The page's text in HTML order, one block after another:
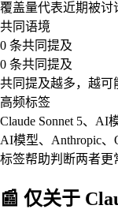
覆盖量代表近期被讨
共同语境
0 条共同提及
0 条共同提及
共同提及越多，越可
高频标签
Claude Sonnet 5、AI
AI模型、Anthropic、
标签帮助判断两者更
📰 仅关于